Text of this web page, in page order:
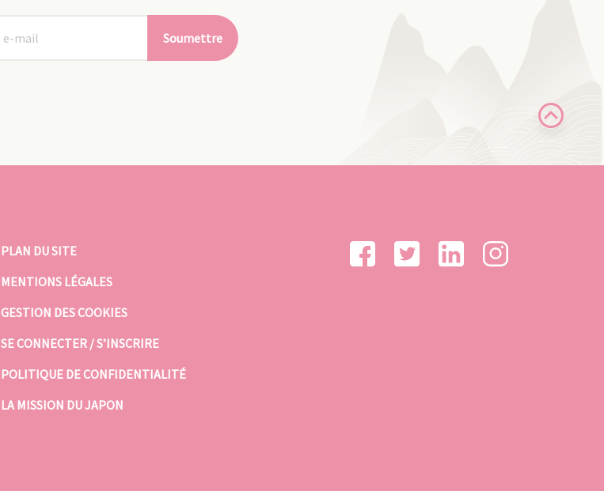
Soumettre
PLAN DU SITE
MENTIONS LÉGALES
GESTION DES COOKIES
SE CONNECTER / S’INSCRIRE
POLITIQUE DE CONFIDENTIALITÉ
LA MISSION DU JAPON